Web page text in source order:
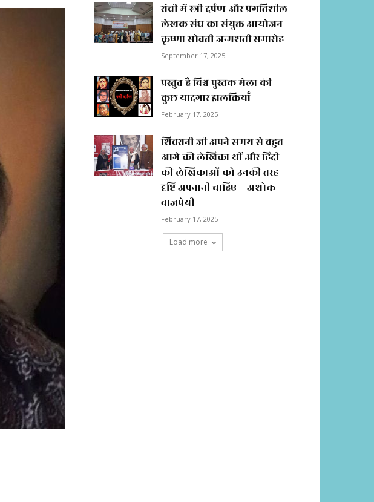
रांची में स्त्री दर्पण और प्रगतिशील
लेखक संघ का संयुक्त आयोजन
कृष्णा सोबती जन्मशती समारोह
September 17, 2025
प्रस्तुत है विश्व पुस्तक मेला की
कुछ यादगार झलकियाॅं
February 17, 2025
शिवरानी जी अपने समय से बहुत
आगे की लेखिका थीं और हिंदी
की लेखिकाओं को उनकी तरह
दृष्टि अपनानी चाहिए – अशोक
वाजपेयी
February 17, 2025
Load more